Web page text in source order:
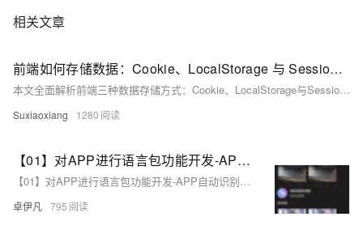
相关文章
前端如何存储数据：Cookie、LocalStorage 与 SessionStorage 全面解析
本文全面解析前端三种数据存储方式：Cookie、LocalStorage与SessionStorage。涵盖其定义、使用方法、生命周期、优缺点及典型应用场景，帮助开发者根据登录状态、用户偏好、会话控制等需求，选择合适的存储方案，提升Web应用的性能与安全性。（238字）
Suxiaoxiang 1280
【01】对APP进行语言包功能开发-APP自动识别地区ip后分配对应的语言功能复杂吗？-成熟app项目语言包功能定制开发-前端以uniapp-基于vue.js后端以laravel基于php为例项目实战-优雅草卓伊凡
【01】对APP进行语言包功能开发-APP自动识别地区ip后分配对应的语言功能复杂吗？-成熟app项目语言包功能定制开发-前端以uniapp-基于vue.js后端以laravel基于php为例项目实战-优雅草卓伊凡
卓伊凡 795